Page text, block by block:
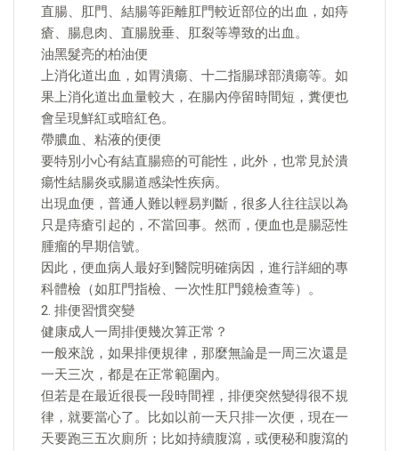
直腸、肛門、結腸等距離肛門較近部位的出血，如痔
瘡、腸息肉、直腸脫垂、肛裂等導致的出血。
油黑髮亮的柏油便
上消化道出血，如胃潰瘍、十二指腸球部潰瘍等。如
果上消化道出血量較大，在腸內停留時間短，糞便也
會呈現鮮紅或暗紅色。
帶膿血、粘液的便便
要特別小心有結直腸癌的可能性，此外，也常見於潰
瘍性結腸炎或腸道感染性疾病。
出現血便，普通人難以輕易判斷，很多人往往誤以為
只是痔瘡引起的，不當回事。然而，便血也是腸惡性
腫瘤的早期信號。
因此，便血病人最好到醫院明確病因，進行詳細的專
科體檢（如肛門指檢、一次性肛門鏡檢查等）。
2. 排便習慣突變
健康成人一周排便幾次算正常？
一般來說，如果排便規律，那麼無論是一周三次還是
一天三次，都是在正常範圍內。
但若是在最近很長一段時間裡，排便突然變得很不規
律，就要當心了。比如以前一天只排一次便，現在一
天要跑三五次廁所；比如持續腹瀉，或便秘和腹瀉的